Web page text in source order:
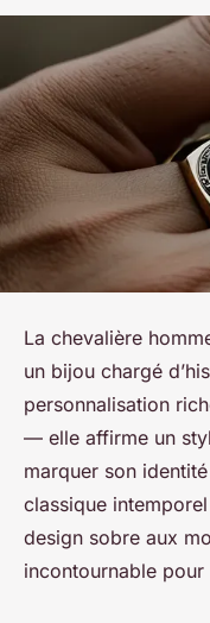
La chevalière
un bijou chargé
personnalisation
— elle affirme un
marquer son
classique
design sobre aux
incontournable